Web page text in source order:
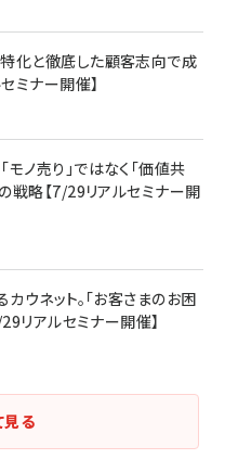
化と徹底した顧客志向で成
ミナー開催】
ノ売り」ではなく「価値共
戦略【7/29リアルセミナー開
ウネット。「お客さまのお困
リアルセミナー開催】
見る